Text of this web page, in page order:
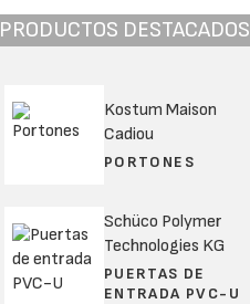
PRODUCTOS DESTACADOS
Kostum Maison
Cadiou
PORTONES
Schüco Polymer
Technologies KG
PUERTAS DE
ENTRADA PVC-U